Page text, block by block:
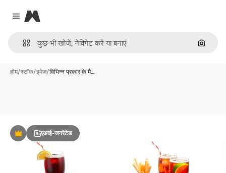
Close menu
Magnific
इमेज से
होम/स्टॉक/इमेज/विभिन्न प्रकार के मै…
Premiumएआई-जनरेटेड